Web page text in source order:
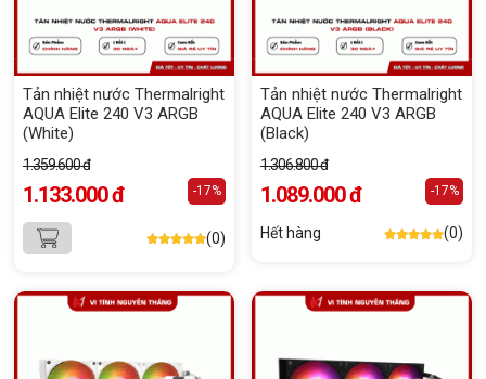
Tản nhiệt nước Thermalright
AQUA Elite 240 V3 ARGB
(White)
1.359.600 đ
1.133.000 đ -17%
(0)
Tản nhiệt nước Thermalright
AQUA Elite 240 V3 ARGB
(Black)
1.306.800 đ
1.089.000 đ -17%
Hết hàng (0)